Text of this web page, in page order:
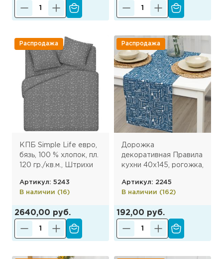
Распродажа
КПБ Simple Life евро,
бязь, 100 % хлопок, пл.
120 гр./кв.м., Штрихи
Артикул: 5243
В наличии (16)
2640,00 руб.
Распродажа
Дорожка
декоративная Правила
кухни 40х145, рогожка,
(ПК)
Артикул: 2245
В наличии (162)
192,00 руб.